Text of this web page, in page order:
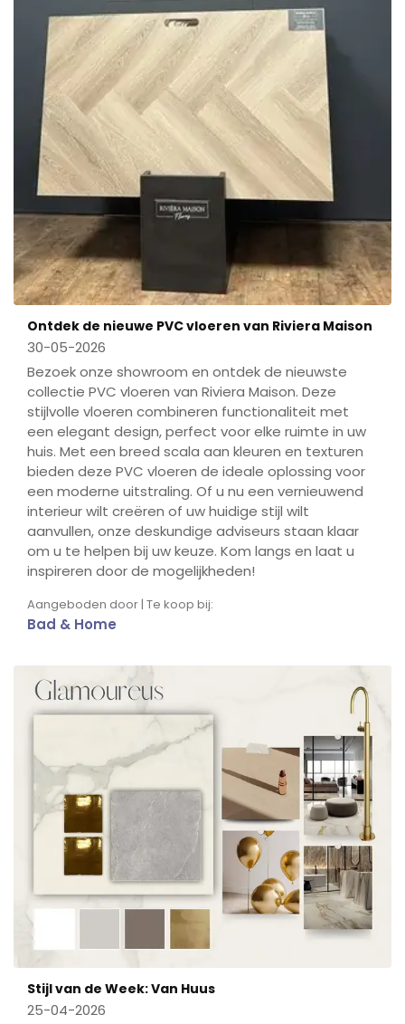
Ontdek de nieuwe PVC vloeren van Riviera Maison
30-05-2026
Bezoek onze showroom en ontdek de nieuwste
collectie PVC vloeren van Riviera Maison. Deze
stijlvolle vloeren combineren functionaliteit met
een elegant design, perfect voor elke ruimte in uw
huis. Met een breed scala aan kleuren en texturen
bieden deze PVC vloeren de ideale oplossing voor
een moderne uitstraling. Of u nu een vernieuwend
interieur wilt creëren of uw huidige stijl wilt
aanvullen, onze deskundige adviseurs staan klaar
om u te helpen bij uw keuze. Kom langs en laat u
inspireren door de mogelijkheden!
Aangeboden door | Te koop bij:
Bad & Home
Stijl van de Week: Van Huus
25-04-2026